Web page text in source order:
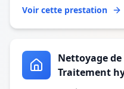
Voir cette prestation
Nettoyage
Traitement